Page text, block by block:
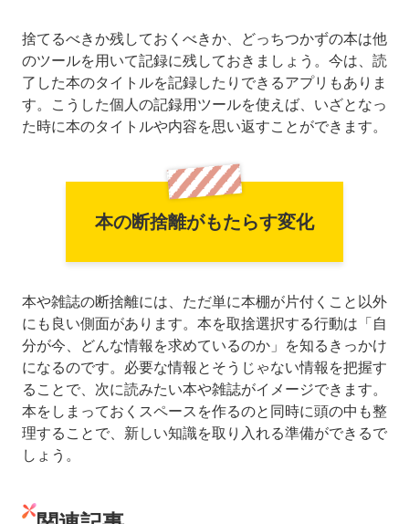
捨てるべきか残しておくべきか、どっちつかずの本は他
のツールを用いて記録に残しておきましょう。今は、読
了した本のタイトルを記録したりできるアプリもありま
す。こうした個人の記録用ツールを使えば、いざとなっ
た時に本のタイトルや内容を思い返すことができます。
本の断捨離がもたらす変化
本や雑誌の断捨離には、ただ単に本棚が片付くこと以外
にも良い側面があります。本を取捨選択する行動は「自
分が今、どんな情報を求めているのか」を知るきっかけ
になるのです。必要な情報とそうじゃない情報を把握す
ることで、次に読みたい本や雑誌がイメージできます。
本をしまっておくスペースを作るのと同時に頭の中も整
理することで、新しい知識を取り入れる準備ができるで
しょう。